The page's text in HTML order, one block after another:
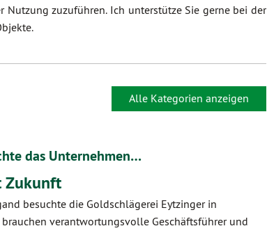
zuzuführen. Ich unterstütze Sie gerne bei der
Alle Kategorien anzeigen
das Unternehmen…
Zukunft
besuchte die Goldschlägerei Eytzinger in
brauchen verantwortungsvolle Geschäftsführer und